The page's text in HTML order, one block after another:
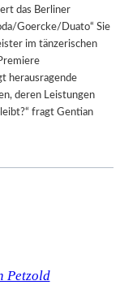
das Berliner
Goercke/Duato“ Sie
im tänzerischen
herausragende
deren Leistungen
fragt Gentian
Petzold